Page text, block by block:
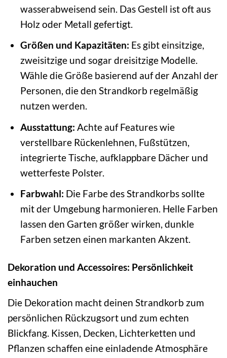
wasserabweisend sein. Das Gestell ist oft aus
Holz oder Metall gefertigt.
Größen und Kapazitäten: Es gibt einsitzige,
zweisitzige und sogar dreisitzige Modelle.
Wähle die Größe basierend auf der Anzahl der
Personen, die den Strandkorb regelmäßig
nutzen werden.
Ausstattung: Achte auf Features wie
verstellbare Rückenlehnen, Fußstützen,
integrierte Tische, aufklappbare Dächer und
wetterfeste Polster.
Farbwahl: Die Farbe des Strandkorbs sollte
mit der Umgebung harmonieren. Helle Farben
lassen den Garten größer wirken, dunkle
Farben setzen einen markanten Akzent.
Dekoration und Accessoires: Persönlichkeit
einhauchen
Die Dekoration macht deinen Strandkorb zum
persönlichen Rückzugsort und zum echten
Blickfang. Kissen, Decken, Lichterketten und
Pflanzen schaffen eine einladende Atmosphäre